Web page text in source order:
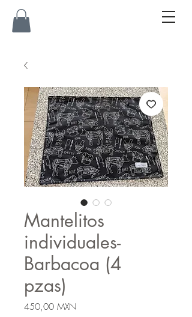
Mantelitos
individuales-
Barbacoa (4
pzas)
450,00 MXN